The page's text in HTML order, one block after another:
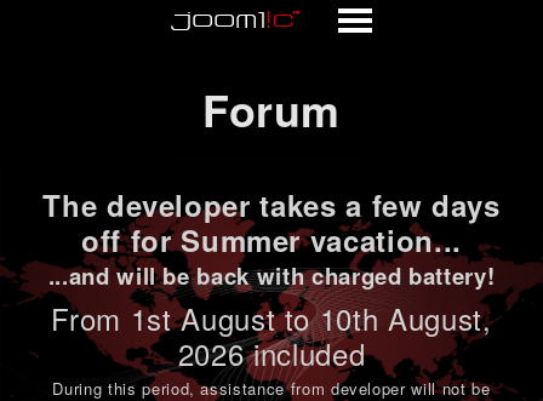
Forum
The developer takes a few days
off for Summer vacation...
...and will be back with charged battery!
From 1stAugust to 10th August,
2026 included
During this period,assistance from developer will not be